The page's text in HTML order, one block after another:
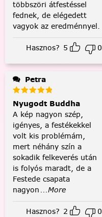
többszöri átfestéssel
fednek, de elégedett
vagyok az eredménnyel.
Hasznos? 5 0
Petra
Nyugodt Buddha
A kép nagyon szép,
igényes, a festékekkel
volt kis problémám,
mert néhány szín a
sokadik felkeverés után
is folyós maradt, de a
Festede csapata
nagyon ...More
Hasznos? 2 0